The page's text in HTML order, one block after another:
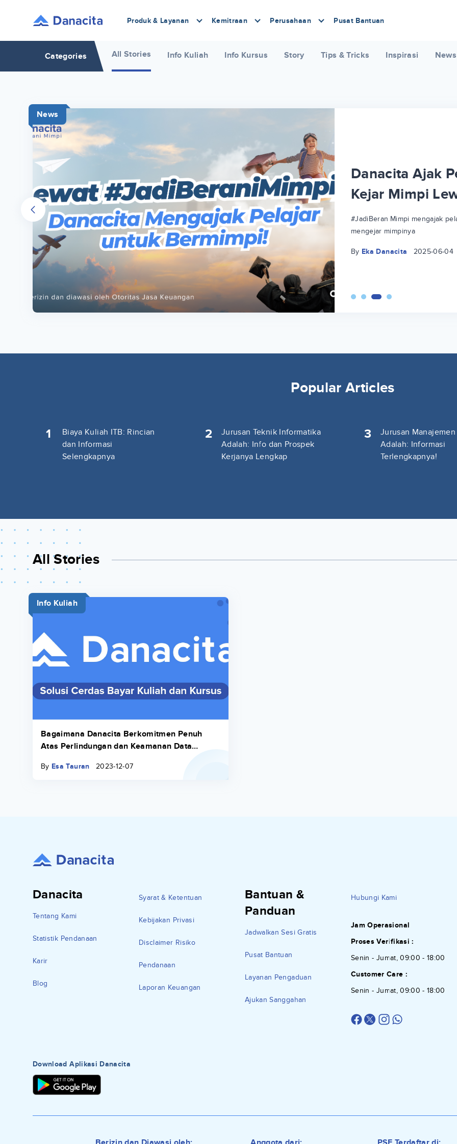
Produk & Layanan Kemitraan Perusahaan Pusat Bantuan
Categories All Stories Info Kuliah Info Kursus Story Tips & Tricks Inspirasi News
News
Danacita Ajak
Kejar Mimpi
#JadiBeraniMimpi mengajak
mengejar mimpinya
By Eka Danacita 2025-06-04
Popular Articles
1
Biaya Kuliah ITB: Rincian
dan Informasi
Selengkapnya
2
Jurusan Teknik Informatika
Adalah: Info dan Prospek
Kerjanya Lengkap
3
Jurusan Manajemen
Adalah: Informasi
Terlengkapnya!
All Stories
Info Kuliah
Bagaimana Danacita Berkomitmen Penuh
Atas Perlindungan dan Keamanan Data
By Esa Tauran 2023-12-07
Danacita
Tentang Kami
Statistik Pendanaan
Karir
Blog
Syarat & Ketentuan
Kebijakan Privasi
Disclaimer Risiko
Pendanaan
Laporan Keuangan
Bantuan &
Panduan
Jadwalkan Sesi Gratis
Pusat Bantuan
Layanan Pengaduan
Ajukan Sanggahan
Hubungi Kami
Jam Operasional
Proses Verifikasi :
Senin - Jumat, 09:00 - 18:00
Customer Care :
Senin - Jumat, 09:00 - 18:00
Download Aplikasi Danacita